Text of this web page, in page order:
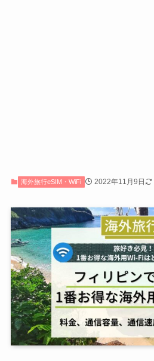
海外旅行eSIM・WiFi 2022年11月9日